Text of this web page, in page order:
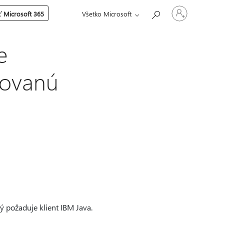
Microsoft 365 Všetko Microsoft
Prihláste
sa
požaduje klient IBM Java.